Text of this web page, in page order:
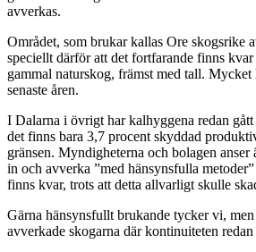
avverkas.
Området, som brukar kallas Ore skogsrike
speciellt därför att det fortfarande finns
gammal naturskog, främst med tall.
senaste åren.
I Dalarna i övrigt har kalhyggena redan
det finns bara 3,7 procent skyddad
gränsen. Myndigheterna och bolagen anser
in och avverka ”med hänsynsfulla
finns kvar, trots att detta allvarligt skulle
Gärna hänsynsfullt brukande tycker vi,
avverkade skogarna där kontinuiteten redan